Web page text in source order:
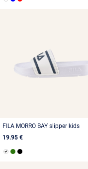
FILA MORRO BAY slipper kids
19.95 €